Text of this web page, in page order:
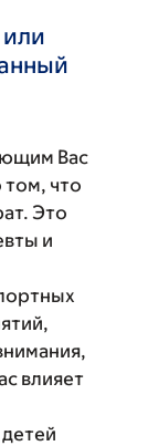
Вас
что
Это
и
влияет